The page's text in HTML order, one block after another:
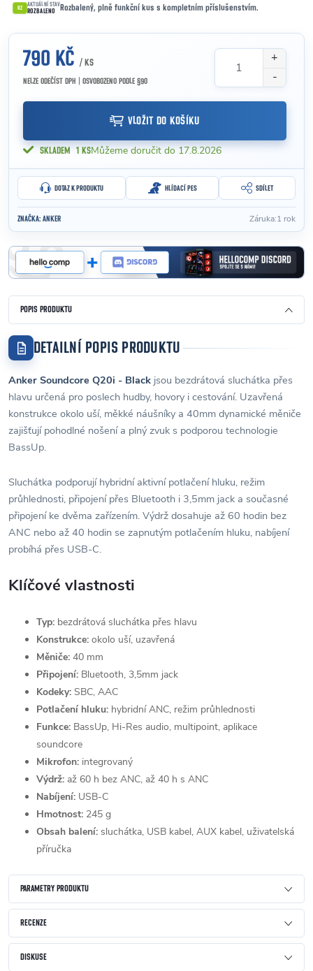
RZ AKTUÁLNÍ STAV
ROZBALENO Rozbalený, plně funkční kus s kompletním příslušenstvím.
790 KČ / KS
NELZE ODEČÍST DPH | OSVOBOZENO PODLE §90
VLOŽIT DO KOŠÍKU
SKLADEM 1 KS 17.8.2026
DOTAZ K PRODUKTU HLÍDACÍ PES SDÍLET
ZNAČKA: ANKER Záruka:1 rok
POPIS PRODUKTU
DETAILNÍ POPIS PRODUKTU
Anker Soundcore Q20i - Black jsou bezdrátová sluchátka přes
hlavu určená pro poslech hudby, hovory i cestování. Uzavřená
konstrukce okolo uší, měkké náušníky a 40mm dynamické měniče
zajišťují pohodlné nošení a plný zvuk s podporou technologie
BassUp.
Sluchátka podporují hybridní aktivní potlačení hluku, režim
průhlednosti, připojení přes Bluetooth i 3,5mm jack a současné
připojení ke dvěma zařízením. Výdrž dosahuje až 60 hodin bez
ANC nebo až 40 hodin se zapnutým potlačením hluku, nabíjení
probíhá přes USB-C.
Klíčové vlastnosti
Typ: bezdrátová sluchátka přes hlavu
Konstrukce: okolo uší, uzavřená
Měniče: 40 mm
Připojení: Bluetooth, 3,5mm jack
Kodeky: SBC, AAC
Potlačení hluku: hybridní ANC, režim průhlednosti
Funkce: BassUp, Hi-Res audio, multipoint, aplikace
soundcore
Mikrofon: integrovaný
Výdrž: až 60 h bez ANC, až 40 h s ANC
Nabíjení: USB-C
Hmotnost: 245 g
Obsah balení: sluchátka, USB kabel, AUX kabel, uživatelská
příručka
PARAMETRY PRODUKTU
RECENZE
DISKUSE